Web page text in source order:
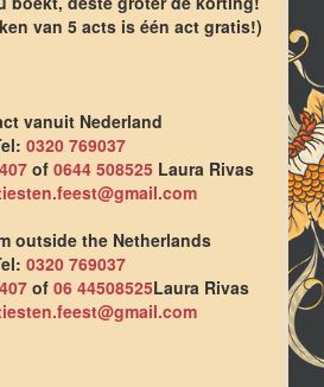
van 5 acts is één act gratis!)
vanuit Nederland
0320 769037
of 0644 508525 Laura Rivas
outside the Netherlands
0320 769037
of 06 44508525Laura Rivas